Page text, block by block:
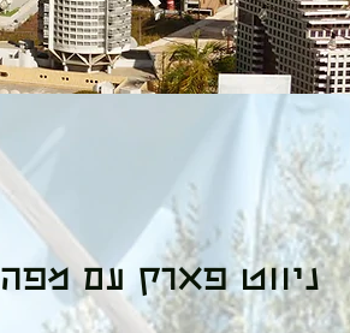
ניווט פארק עם מפה